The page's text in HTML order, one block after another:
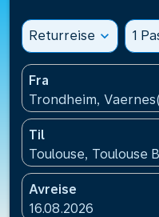
Returreise expand_more 1
Fra
Trondheim,
Til
Toulouse, Toulouse
Avreise
fc-booking-
16.08.2026